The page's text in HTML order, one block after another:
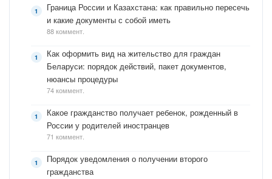
Граница России и Казахстана: как правильно пересечь
и какие документы с собой иметь
88 коммент.
Как оформить вид на жительство для граждан
Беларуси: порядок действий, пакет документов,
нюансы процедуры
74 коммент.
Какое гражданство получает ребенок, рожденный в
России у родителей иностранцев
71 коммент.
Порядок уведомления о получении второго
гражданства